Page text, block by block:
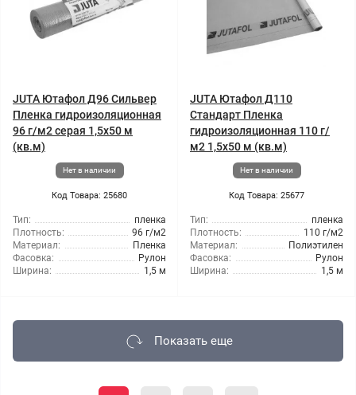
JUTA Ютафол Д96 Сильвер
Пленка гидроизоляционная
96 г/м2 серая 1,5x50 м
(кв.м)
Нет в наличии
Код Товара: 25680
Тип:
пленка
Плотность:
96 г/м2
Материал:
Пленка
Фасовка:
Рулон
Ширина:
1,5 м
JUTA Ютафол Д110
Стандарт Пленка
гидроизоляционная 110 г/
м2 1,5x50 м (кв.м)
Нет в наличии
Код Товара: 25677
Тип:
пленка
Плотность:
110 г/м2
Материал:
Полиэтилен
Фасовка:
Рулон
Ширина:
1,5 м
Показать еще